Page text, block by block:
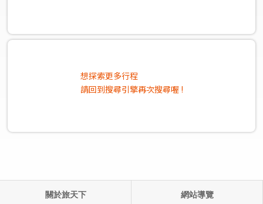
想探索更多行程
請回到搜尋引擎再次搜尋喔 !
單團產品代碼:關於旅天下 網站導覽